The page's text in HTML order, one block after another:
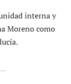
interna y
Moreno como